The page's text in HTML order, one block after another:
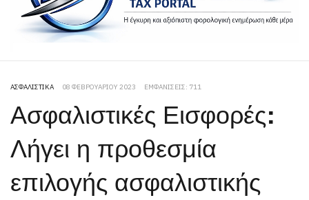
ΑΣΦΑΛΙΣΤΙΚΆ 08 ΦΕΒΡΟΥΑΡΊΟΥ 2023 ΕΜΦΑΝΊΣΕΙΣ: 711
Ασφαλιστικές Εισφορές:
Λήγει η προθεσμία
επιλογής ασφαλιστικής